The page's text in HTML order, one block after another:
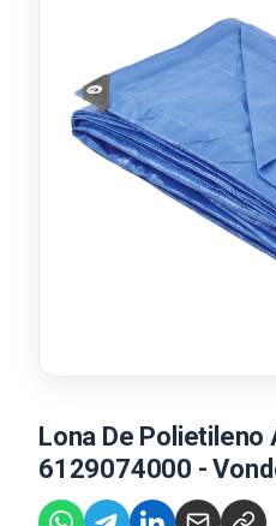
Lona De Polietileno
6129074000 -